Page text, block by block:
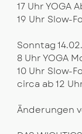
17 Uhr YOGA
19 Uhr Slow-
​Sonntag 14.02.
8 Uhr YOGA
10 Uhr Slow-
circa ab 12
Änderungen